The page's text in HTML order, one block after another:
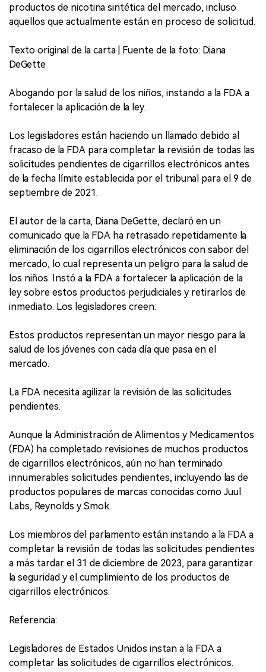
productos de nicotina sintética del mercado, incluso
aquellos que actualmente están en proceso de solicitud.
Texto original de la carta | Fuente de la foto: Diana
DeGette
Abogando por la salud de los niños, instando a la FDA a
fortalecer la aplicación de la ley.
Los legisladores están haciendo un llamado debido al
fracaso de la FDA para completar la revisión de todas las
solicitudes pendientes de cigarrillos electrónicos antes
de la fecha límite establecida por el tribunal para el 9 de
septiembre de 2021.
El autor de la carta, Diana DeGette, declaró en un
comunicado que la FDA ha retrasado repetidamente la
eliminación de los cigarrillos electrónicos con sabor del
mercado, lo cual representa un peligro para la salud de
los niños. Instó a la FDA a fortalecer la aplicación de la
ley sobre estos productos perjudiciales y retirarlos de
inmediato. Los legisladores creen:
Estos productos representan un mayor riesgo para la
salud de los jóvenes con cada día que pasa en el
mercado.
La FDA necesita agilizar la revisión de las solicitudes
pendientes.
Aunque la Administración de Alimentos y Medicamentos
(FDA) ha completado revisiones de muchos productos
de cigarrillos electrónicos, aún no han terminado
innumerables solicitudes pendientes, incluyendo las de
productos populares de marcas conocidas como Juul
Labs, Reynolds y Smok.
Los miembros del parlamento están instando a la FDA a
completar la revisión de todas las solicitudes pendientes
a más tardar el 31 de diciembre de 2023, para garantizar
la seguridad y el cumplimiento de los productos de
cigarrillos electrónicos.
Referencia:
Legisladores de Estados Unidos instan a la FDA a
completar las solicitudes de cigarrillos electrónicos.